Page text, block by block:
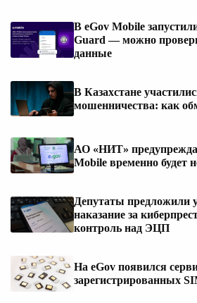
В eGov Mobile
Guard — можно
данные
В Казахстане
мошенничества: как
АО «НИТ»
Mobile временно будет
Депутаты предложили
наказание за
контроль над ЭЦП
На eGov появился
зарегистрированных